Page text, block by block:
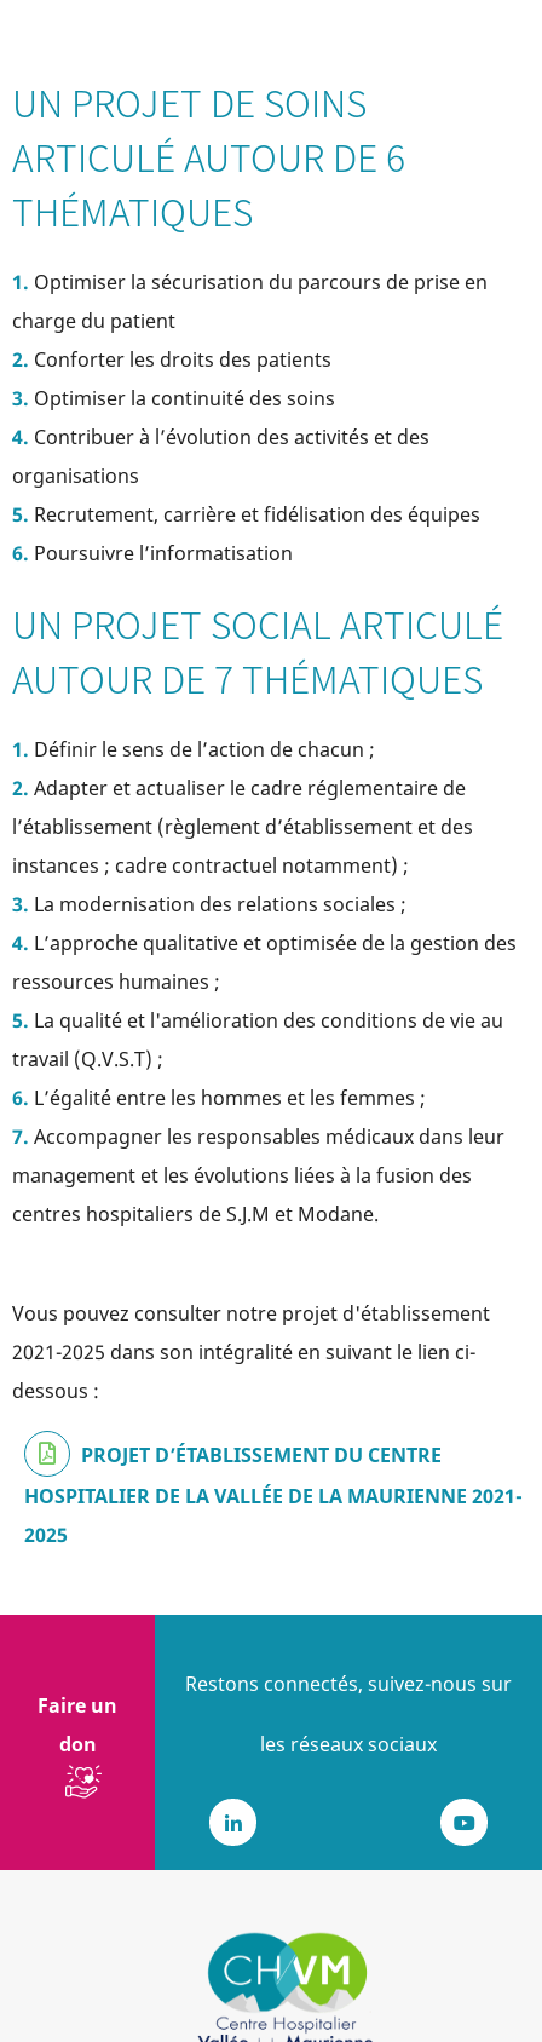
UN PROJET DE SOINS
ARTICULÉ AUTOUR DE 6
THÉMATIQUES
Optimiser la sécurisation du parcours de prise en
charge du patient
Conforter les droits des patients
Optimiser la continuité des soins
Contribuer à l’évolution des activités et des
organisations
Recrutement, carrière et fidélisation des équipes
Poursuivre l’informatisation
UN PROJET SOCIAL ARTICULÉ
AUTOUR DE 7 THÉMATIQUES
Définir le sens de l’action de chacun ;
Adapter et actualiser le cadre réglementaire de
l’établissement (règlement d’établissement et des
instances ; cadre contractuel notamment) ;
La modernisation des relations sociales ;
L’approche qualitative et optimisée de la gestion des
ressources humaines ;
La qualité et l'amélioration des conditions de vie au
travail (Q.V.S.T) ;
L’égalité entre les hommes et les femmes ;
Accompagner les responsables médicaux dans leur
management et les évolutions liées à la fusion des
centres hospitaliers de S.J.M et Modane.
Vous pouvez consulter notre projet d'établissement
2021-2025 dans son intégralité en suivant le lien ci-
dessous :
PROJET D’ÉTABLISSEMENT DU CENTRE
HOSPITALIER DE LA VALLÉE DE LA MAURIENNE 2021-
2025
Faire un
don
Restons connectés, suivez-nous sur
les réseaux sociaux
LinkedIn